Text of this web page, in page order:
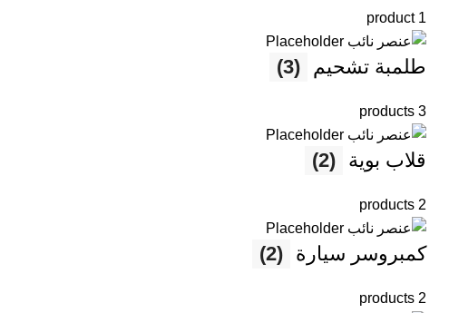
1 product
طلمبة تشحيم (3)
3 products
قلاب بوية (2)
2 products
كمبروسر سيارة (2)
2 products